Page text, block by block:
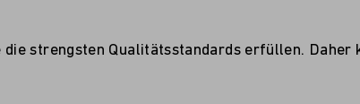
strengsten Qualitätsstandards erfüllen. Daher